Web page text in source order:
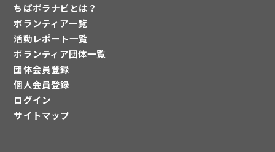
ちばボラナビとは？
ボランティア一覧
活動レポート一覧
ボランティア団体一覧
団体会員登録
個人会員登録
ログイン
サイトマップ